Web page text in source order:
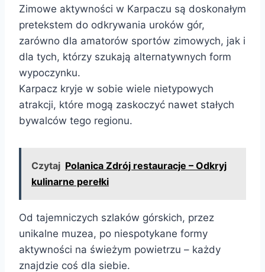
Zimowe aktywności w Karpaczu są doskonałym
pretekstem do odkrywania uroków gór,
zarówno dla amatorów sportów zimowych, jak i
dla tych, którzy szukają alternatywnych form
wypoczynku.
Karpacz kryje w sobie wiele nietypowych
atrakcji, które mogą zaskoczyć nawet stałych
bywalców tego regionu.
Czytaj Polanica Zdrój restauracje – Odkryj
kulinarne perełki
Od tajemniczych szlaków górskich, przez
unikalne muzea, po niespotykane formy
aktywności na świeżym powietrzu – każdy
znajdzie coś dla siebie.